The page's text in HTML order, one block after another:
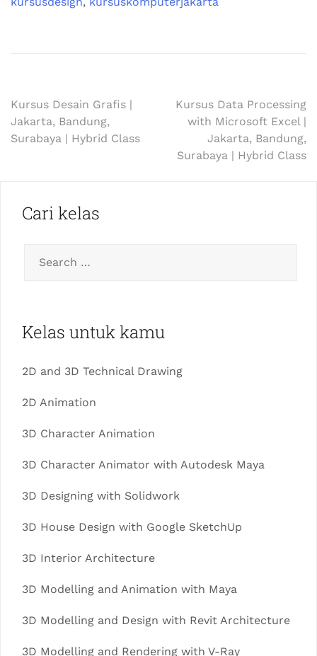
Kursus Desain Grafis |
Jakarta, Bandung,
Surabaya | Hybrid Class
Kursus Data Processing
with Microsoft Excel |
Jakarta, Bandung,
Surabaya | Hybrid Class
Cari kelas
Kelas untuk kamu
2D and 3D Technical Drawing
2D Animation
3D Character Animation
3D Character Animator with Autodesk Maya
3D Designing with Solidwork
3D House Design with Google SketchUp
3D Interior Architecture
3D Modelling and Animation with Maya
3D Modelling and Design with Revit Architecture
3D Modelling and Rendering with V-Ray